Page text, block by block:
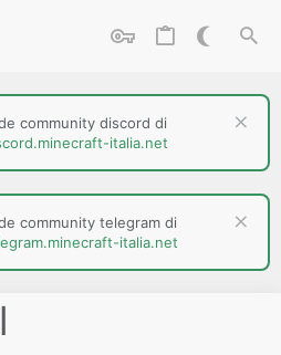
community discord di
italia.net
community telegram di
italia.net